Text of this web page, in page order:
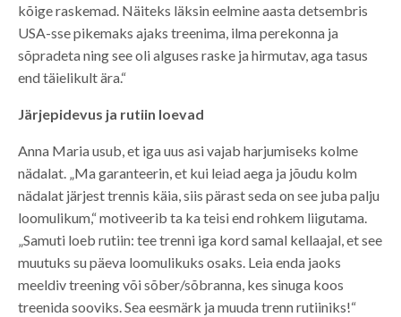
kõige raskemad. Näiteks läksin eelmine aasta detsembris
USA-sse pikemaks ajaks treenima, ilma perekonna ja
sõpradeta ning see oli alguses raske ja hirmutav, aga tasus
end täielikult ära.“
Järjepidevus ja rutiin loevad
Anna Maria usub, et iga uus asi vajab harjumiseks kolme
nädalat. „Ma garanteerin, et kui leiad aega ja jõudu kolm
nädalat järjest trennis käia, siis pärast seda on see juba palju
loomulikum,“ motiveerib ta ka teisi end rohkem liigutama.
„Samuti loeb rutiin: tee trenni iga kord samal kellaajal, et see
muutuks su päeva loomulikuks osaks. Leia enda jaoks
meeldiv treening või sõber/sõbranna, kes sinuga koos
treenida sooviks. Sea eesmärk ja muuda trenn rutiiniks!“